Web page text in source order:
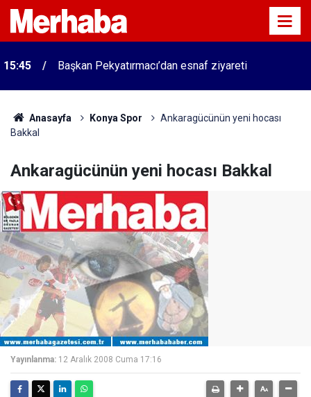
15:45 Başkan Pekyatırmacı’dan esnaf ziyareti
Anasayfa Konya Spor
Ankaragücünün yeni hocası
Bakkal
Ankaragücünün yeni hocası Bakkal
Yayınlanma: 12 Aralık 2008 Cuma 17:16